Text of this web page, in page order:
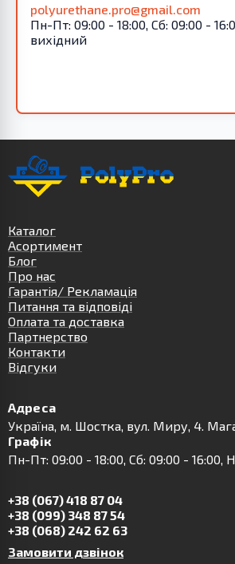
polyurethane.pro@gmail.com
Пн-Пт: 09:00 - 18:00, Сб: 09:00 -
вихідний
Каталог
Асортимент
Блог
Про нас
Гарантія/ Рекламація
Питання та відповіді
Оплата та доставка
Партнерство
Контакти
Відгуки
Адреса
Українa, м. Шостка, вул. Миру, 4.
Графік
Пн-Пт: 09:00 - 18:00, Сб: 09:00 - 16:00,
+38 (067) 418 87 04
+38 (099) 348 87 54
+38 (068) 242 62 63
Замовити дзвінок